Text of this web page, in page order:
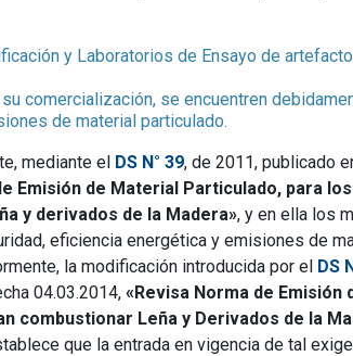
y Laboratorios de Ensayo de
comercialización, se encuentren
de material particulado.
mediante el DS N° 39, de 2011, publicado
Emisión de Material Particulado, para
y derivados de la Madera», y en ella los
eficiencia energética y emisiones de
la modificación introducida por el DS
04.03.2014, «Revisa Norma de
combustionar Leña y Derivados de la
que la entrada en vigencia de tal